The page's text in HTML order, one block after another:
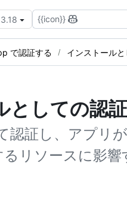
{{icon}}
で認証する インストール
としての認証
証し、アプリ
リソースに影響